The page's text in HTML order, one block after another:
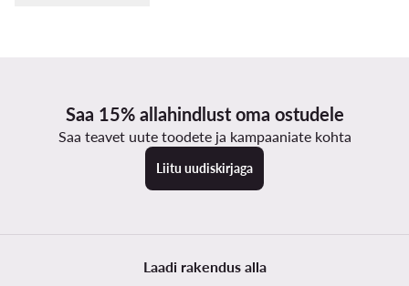
Saa 15% allahindlust oma ostudele
Saa teavet uute toodete ja kampaaniate kohta
Liitu uudiskirjaga
Laadi rakendus alla